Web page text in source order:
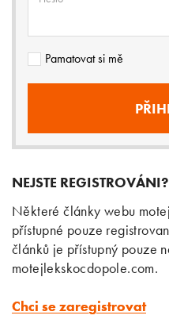
Pamatovat si mě
NEJSTE REGISTROVÁNI?
Některé články webu
přístupné pouze
článků je přístupný pouze
motejlekskocdopole.com.
Chci se zaregistrovat